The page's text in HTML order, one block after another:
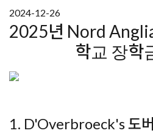
2024-12-26
2025년 Nord
학교 장학
1. D'Overbroeck's 도